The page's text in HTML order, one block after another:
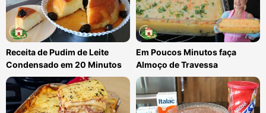
Receita de Pudim de Leite
Condensado em 20 Minutos
Em Poucos Minutos faça
Almoço de Travessa